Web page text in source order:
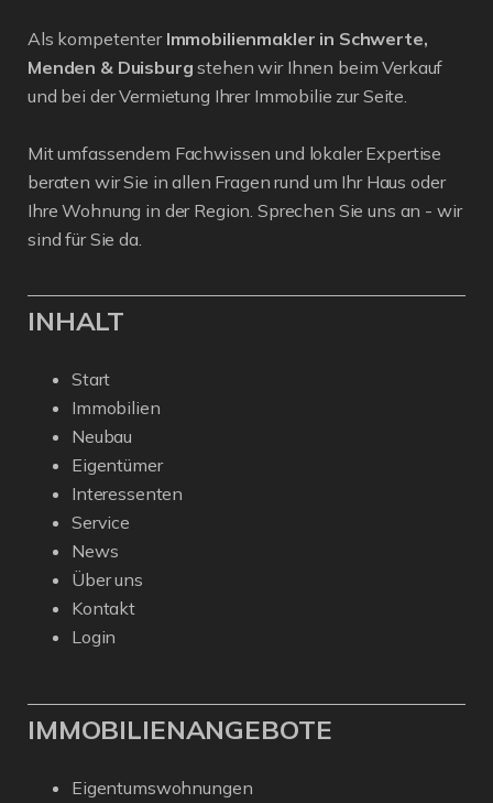
Als kompetenter Immobilienmakler in Schwerte,
Menden & Duisburg stehen wir Ihnen beim Verkauf
und bei der Vermietung Ihrer Immobilie zur Seite.
Mit umfassendem Fachwissen und lokaler Expertise
beraten wir Sie in allen Fragen rund um Ihr Haus oder
Ihre Wohnung in der Region. Sprechen Sie uns an - wir
sind für Sie da.
INHALT
Start
Immobilien
Neubau
Eigentümer
Interessenten
Service
News
Über uns
Kontakt
Login
IMMOBILIENANGEBOTE
Eigentumswohnungen